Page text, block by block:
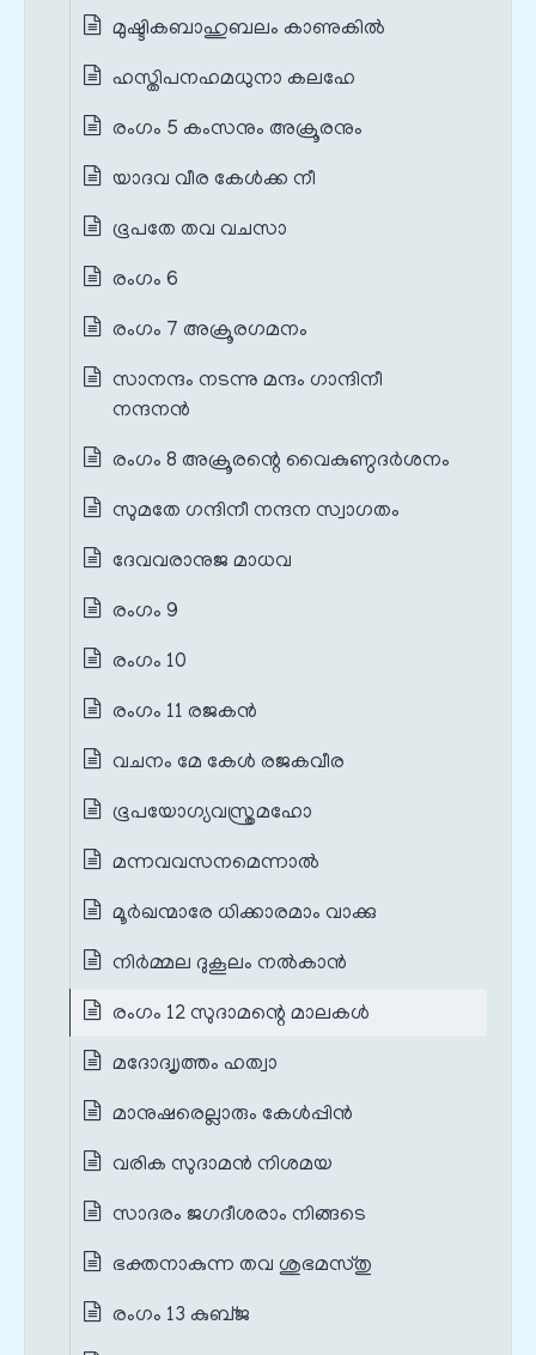
മുഷ്ടികബാഹുബലം കാണുകിൽ
ഹസ്തിപനഹമധുനാ കലഹേ
രംഗം 5 കംസനും അക്രൂരനും
യാദവ വീര കേൾക്ക നീ
ഭൂപതേ തവ വചസാ
രംഗം 6
രംഗം 7 അക്രൂരഗമനം
സാനന്ദം നടന്നു മന്ദം ഗാന്ദിനീ
നന്ദനൻ
രംഗം 8 അക്രൂരന്റെ വൈകുണ്ഠദർശനം
സുമതേ ഗന്ദിനീ നന്ദന സ്വാഗതം
ദേവവരാനുജ മാധവ
രംഗം 9
രംഗം 10
രംഗം 11 രജകൻ
വചനം മേ കേൾ രജകവീര
ഭൂപയോഗ്യവസ്ത്രമഹോ
മന്നവവസനമെന്നാൽ
മൂർഖന്മാരേ ധിക്കാരമാം വാക്കു
നിർമ്മല ദുകൂലം നൽകാൻ
രംഗം 12 സുദാമന്റെ മാലകൾ
മദോദ്വൃത്തം ഹത്വാ
മാനുഷരെല്ലാരും കേൾപ്പിൻ
വരിക സുദാമൻ നിശമയ
സാദരം ജഗദീശരാം നിങ്ങടെ
ഭക്തനാകുന്ന തവ ശുഭമസ്തു
രംഗം 13 കുബ്ജ